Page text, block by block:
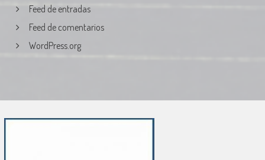
Feed de entradas
Feed de comentarios
WordPress.org